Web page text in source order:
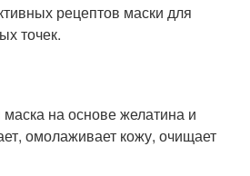
рецептов маски для
точек.
на основе желатина и
омолаживает кожу, очищает